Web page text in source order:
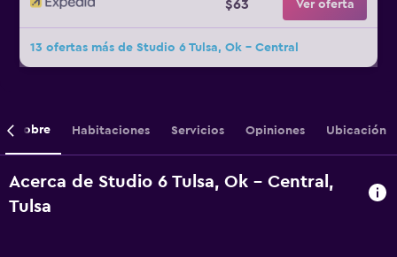
$63 Ver oferta
13 ofertas más de Studio 6 Tulsa, Ok - Central
Sobre Habitaciones Servicios Opiniones Ubicación
Acerca de Studio 6 Tulsa, Ok - Central,
Tulsa